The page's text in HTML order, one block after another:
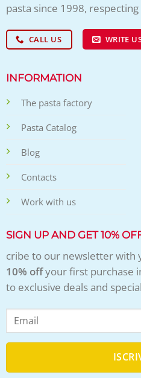
pasta since 1998,
CALL US WRITE
INFORMATION
The pasta factory
Pasta Catalog
Blog
Contacts
Work with us
SIGN UP AND GET 10%
cribe to our newsletter with
10% offyour first purchase
to exclusive deals and